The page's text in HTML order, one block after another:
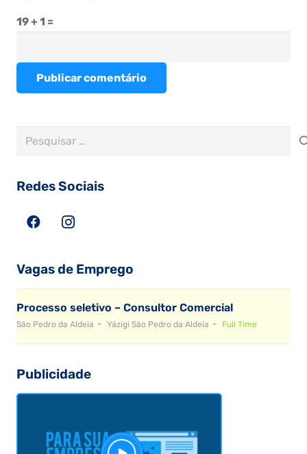
19 + 1 =
Publicar comentário
Pesquisar
Redes Sociais
Vagas de Emprego
Processo seletivo – Consultor Comercial
São Pedro da Aldeia Yázigi São Pedro da Aldeia Full Time
Publicidade